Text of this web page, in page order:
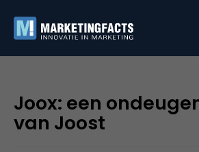
Joox: een
van Joost